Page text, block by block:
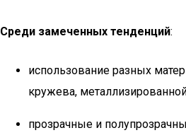
Среди замеченных тенденций:
использование разных
кружева,
прозрачные и